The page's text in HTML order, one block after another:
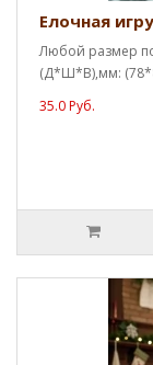
Елочная
Любой размер
(Д*Ш*В),мм:
35.0 Руб.